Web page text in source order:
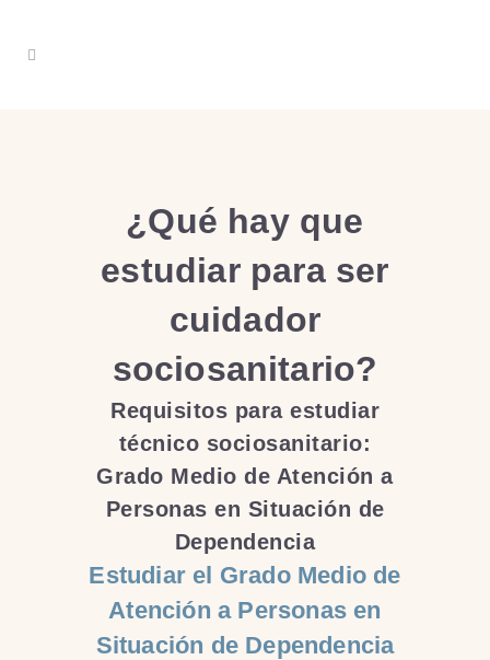
¿Qué hay que
estudiar para ser
cuidador
sociosanitario?
Requisitos para estudiar
técnico sociosanitario:
Grado Medio de Atención a
Personas en Situación de
Dependencia
Estudiar el Grado Medio de
Atención a Personas en
Situación de Dependencia